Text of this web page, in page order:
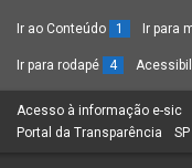
Ir ao Conteúdo 1 Ir para
Ir para rodapé 4
Acesso à informação e-sic
Portal da Transparência (Link